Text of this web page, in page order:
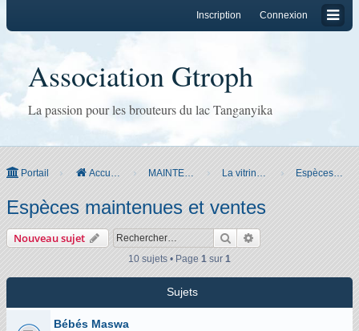
Connexion
Inscription
Association Gtroph
La passion pour les brouteurs du lac Tanganyika
Portail Accueil du forum MAINTENANCE La vitrine Gtroph Espèces maintenues et ventes
Espèces maintenues et ventes
Nouveau sujet Rechercher
10 sujets • Page 1 sur 1
Sujets
Bébés Maswa